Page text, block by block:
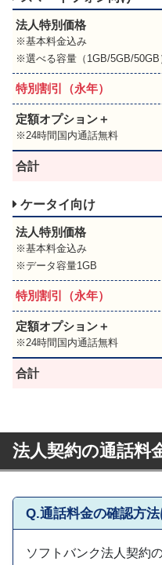
合計
法人特別価格
基本料金込み
選べる容量（1GB/5GB/50GB
特別割引（永年）
定額オプション＋
24時間国内通話無料
ケータイ向け
合計
法人特別価格
基本料金込み
データ容量1GB
特別割引（永年）
定額オプション＋
24時間国内通話無料
法人契約の通話料
Q.通話料金の確認方法
ソフトバンク法人契約